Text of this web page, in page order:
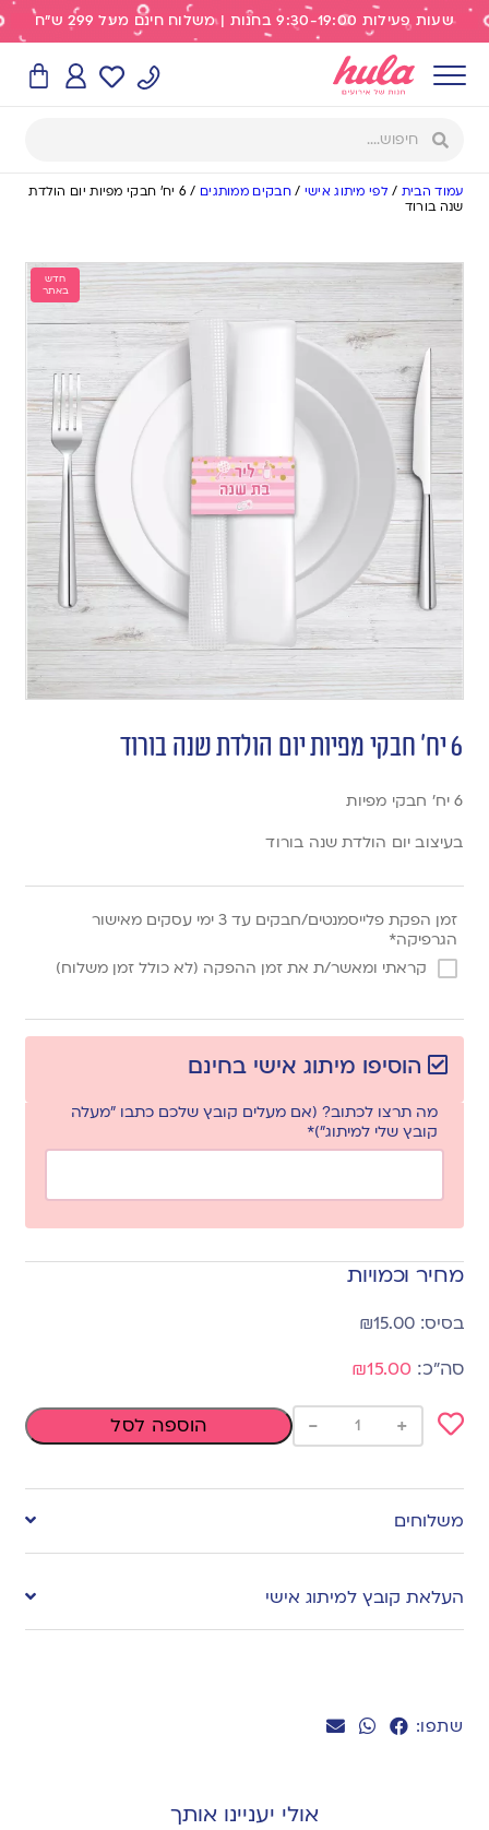
שעות פעילות 9:30-19:00 בחנות | משלוח חינם מעל 299 ש"ח
עמוד הבית / לפי מיתוג אישי /חבקים ממותגים /
6 יח’ חבקי מפיות יום הולדת
שנה בורוד
שתפו:
חדש
באתר
6 יח’ חבקי מפיות יום הולדת שנה בורוד
6 יח’ חבקי מפיות
בעיצוב יום הולדת שנה בורוד
זמן הפקת פלייסמנטים/חבקים עד 3 ימי עסקים מאישור
הגרפיקה*
קראתי ומאשר/ת את זמן ההפקה (לא כולל זמן משלוח)
הוסיפו מיתוג אישי בחינם
מה תרצו לכתוב? (אם מעלים קובץ שלכם כתבו "מעלה
קובץ שלי למיתוג")*
מחיר וכמויות
₪15.00
₪15.00
to
wishlist
+
- הוספה לסל
משלוחים
העלאת קובץ למיתוג אישי
אולי יעניינו אותך